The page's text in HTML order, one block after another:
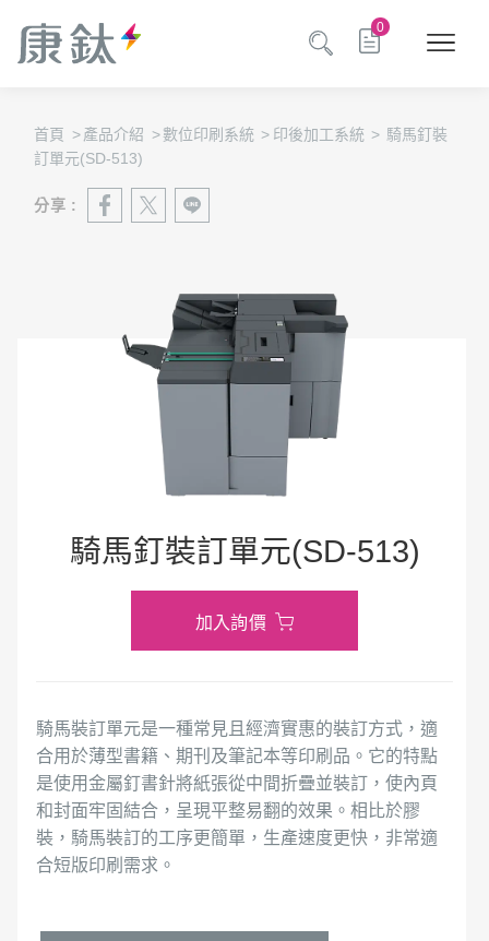
0
首頁 > 產品介紹 >數位印刷系統 > 印後加工系統 > 騎馬釘裝
訂單元(SD-513)
分享 :
騎馬釘裝訂單元(SD-513)
加入詢價
騎馬裝訂單元是一種常見且經濟實惠的裝訂方式，適
合用於薄型書籍、期刊及筆記本等印刷品。它的特點
是使用金屬釘書針將紙張從中間折疊並裝訂，使內頁
和封面牢固結合，呈現平整易翻的效果。相比於膠
裝，騎馬裝訂的工序更簡單，生產速度更快，非常適
合短版印刷需求。